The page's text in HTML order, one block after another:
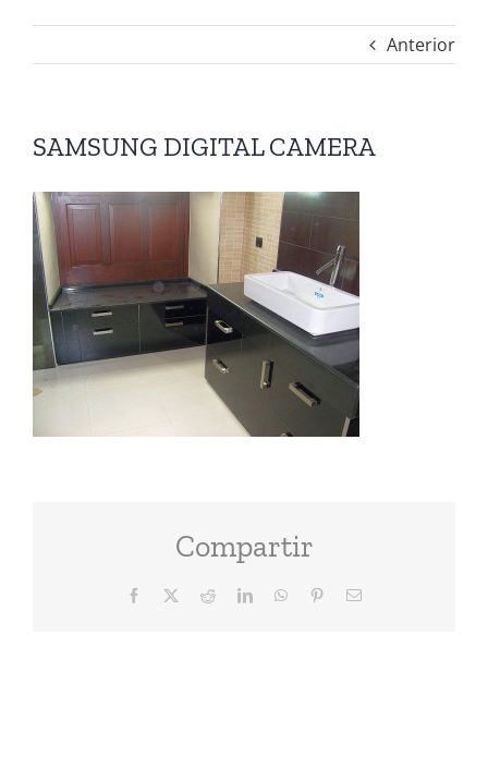
Anterior
SAMSUNG DIGITAL CAMERA
Compartir
Facebook RedditLinkedInWhatsAppPinterestCorreo